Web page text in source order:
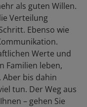
als guten Willen.
Verteilung
Ebenso wie
Werte und
Familien leben,
bis dahin
tun. Der Weg aus
– gehen Sie